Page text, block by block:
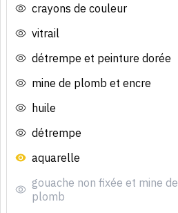
crayons de couleur
vitrail
détrempe et peinture dorée
mine de plomb et encre
huile
détrempe
aquarelle
gouache non fixée et mine de
plomb